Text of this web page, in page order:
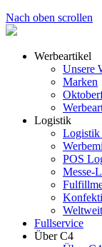
Nach oben scrollen
Werbeartikel
Unsere
Marken
Logistik
Logistik
POS
Messe-
Fullservice
Über C4